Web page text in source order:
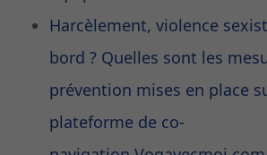
Harcèlement, violence
bord ? Quelles sont les
prévention mises en place
plateforme de co-